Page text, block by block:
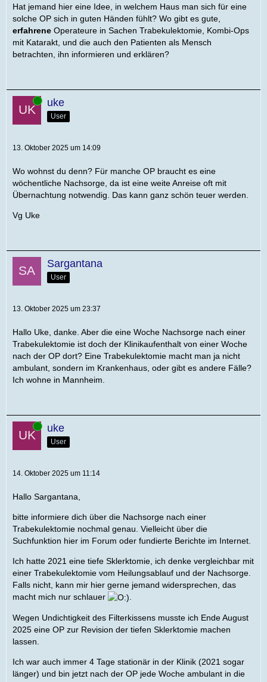
Hat jemand hier eine Idee, in welchem Haus man sich für eine
solche OP sich in guten Händen fühlt? Wo gibt es gute,
erfahrene Operateure in Sachen Trabekulektomie, Kombi-Ops
mit Katarakt, und die auch den Patienten als Mensch
betrachten, ihn informieren und erklären?
Online uke
User
13. Oktober 2025 um 14:09
Wo wohnst du denn? Für manche OP braucht es eine
wöchentliche Nachsorge, da ist eine weite Anreise oft mit
Übernachtung notwendig. Das kann ganz schön teuer werden.
Vg Uke
Sargantana
User
13. Oktober 2025 um 23:37
Hallo Uke, danke. Aber die eine Woche Nachsorge nach einer
Trabekulektomie ist doch der Klinikaufenthalt von einer Woche
nach der OP dort? Eine Trabekulektomie macht man ja nicht
ambulant, sondern im Krankenhaus, oder gibt es andere Fälle?
Ich wohne in Mannheim.
Online uke
User
14. Oktober 2025 um 11:14
Hallo Sargantana,
bitte informiere dich über die Nachsorge nach einer
Trabekulektomie nochmal genau. Vielleicht über die
Suchfunktion hier im Forum oder fundierte Berichte im Internet.
Ich hatte 2021 eine tiefe Sklerktomie, ich denke vergleichbar mit
einer Trabekulektomie vom Heilungsablauf und der Nachsorge.
Falls nicht, kann mir hier gerne jemand widersprechen, das
macht mich nur schlauer
Wegen Undichtigkeit des Filterkissens musste ich Ende August
2025 eine OP zur Revision der tiefen Sklerktomie machen
lassen.
Ich war auch immer 4 Tage stationär in der Klinik (2021 sogar
länger) und bin jetzt nach der OP jede Woche ambulant in die